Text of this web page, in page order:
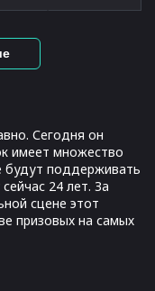
Сегодня он
имеет множество
будут поддерживать
24 лет. За
сцене этот
призовых на самых